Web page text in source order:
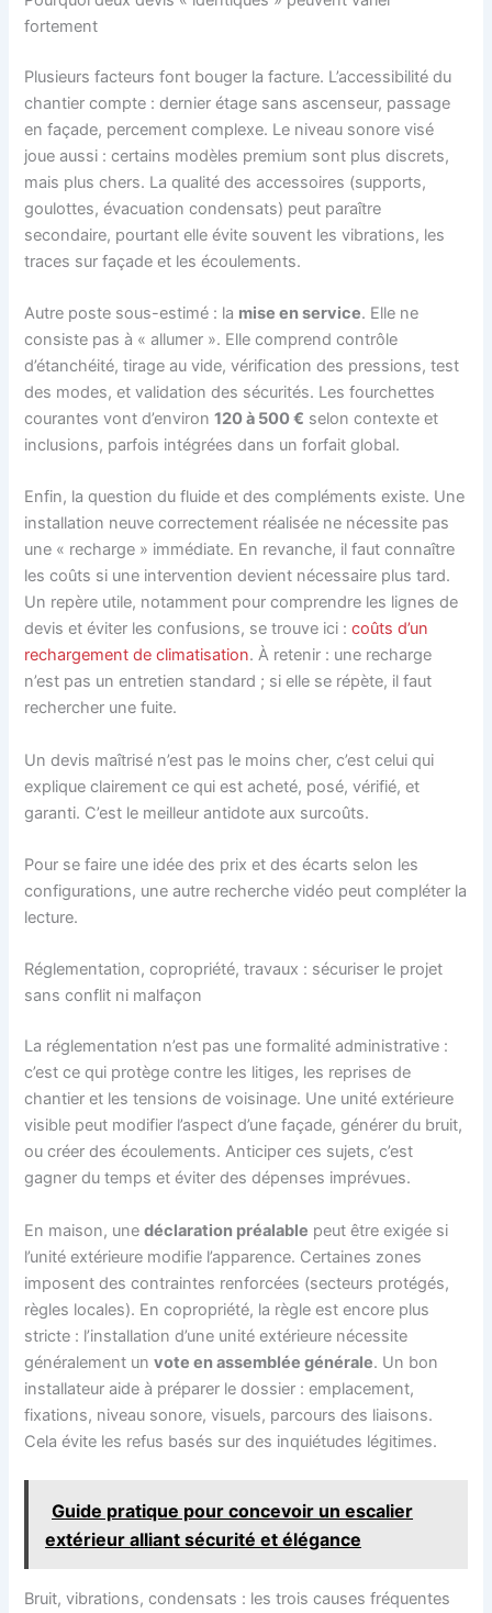
fortement
Plusieurs facteurs font bouger la facture. L’accessibilité du
chantier compte : dernier étage sans ascenseur, passage
en façade, percement complexe. Le niveau sonore visé
joue aussi : certains modèles premium sont plus discrets,
mais plus chers. La qualité des accessoires (supports,
goulottes, évacuation condensats) peut paraître
secondaire, pourtant elle évite souvent les vibrations, les
traces sur façade et les écoulements.
Autre poste sous-estimé : la mise en service. Elle ne
consiste pas à « allumer ». Elle comprend contrôle
d’étanchéité, tirage au vide, vérification des pressions, test
des modes, et validation des sécurités. Les fourchettes
courantes vont d’environ120 à 500 € selon contexte et
inclusions, parfois intégrées dans un forfait global.
Enfin, la question du fluide et des compléments existe. Une
installation neuve correctement réalisée ne nécessite pas
une « recharge » immédiate. En revanche, il faut connaître
les coûts si une intervention devient nécessaire plus tard.
Un repère utile, notamment pour comprendre les lignes de
devis et éviter les confusions, se trouve ici :coûts d’un
rechargement de climatisation. À retenir : une recharge
n’est pas un entretien standard ; si elle se répète, il faut
rechercher une fuite.
Un devis maîtrisé n’est pas le moins cher, c’est celui qui
explique clairement ce qui est acheté, posé, vérifié, et
garanti. C’est le meilleur antidote aux surcoûts.
Pour se faire une idée des prix et des écarts selon les
configurations, une autre recherche vidéo peut compléter la
lecture.
Réglementation, copropriété, travaux : sécuriser le projet
sans conflit ni malfaçon
La réglementation n’est pas une formalité administrative :
c’est ce qui protège contre les litiges, les reprises de
chantier et les tensions de voisinage. Une unité extérieure
visible peut modifier l’aspect d’une façade, générer du bruit,
ou créer des écoulements. Anticiper ces sujets, c’est
gagner du temps et éviter des dépenses imprévues.
En maison, unedéclaration préalable peut être exigée si
l’unité extérieure modifie l’apparence. Certaines zones
imposent des contraintes renforcées (secteurs protégés,
règles locales). En copropriété, la règle est encore plus
stricte : l’installation d’une unité extérieure nécessite
généralement unvote en assemblée générale. Un bon
installateur aide à préparer le dossier : emplacement,
fixations, niveau sonore, visuels, parcours des liaisons.
Cela évite les refus basés sur des inquiétudes légitimes.
Guide pratique pour concevoir un escalier
extérieur alliant sécurité et élégance
Bruit, vibrations, condensats : les trois causes fréquentes